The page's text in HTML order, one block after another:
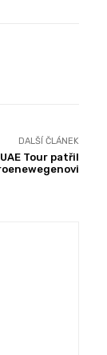
DALŠÍ ČLÁNEK
Tour patřil